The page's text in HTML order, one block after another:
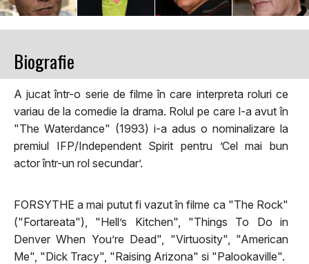
Biografie
A jucat într-o serie de filme în care interpreta roluri ce
variau de la comedie la drama. Rolul pe care l-a avut în
"The Waterdance" (1993) i-a adus o nominalizare la
premiul IFP/Independent Spirit pentru ’Cel mai bun
actor într-un rol secundar’.
FORSYTHE a mai putut fi vazut în filme ca "The Rock"
("Fortareata"), "Hell’s Kitchen", "Things To Do in
Denver When You’re Dead", "Virtuosity", "American
Me", "Dick Tracy", "Raising Arizona" si "Palookaville".